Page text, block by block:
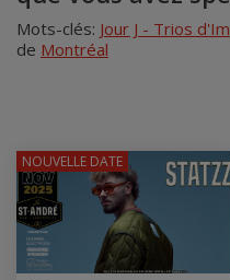
Mots-clés: Jour J - Trios
de Montréal
NOUVELLE DATE